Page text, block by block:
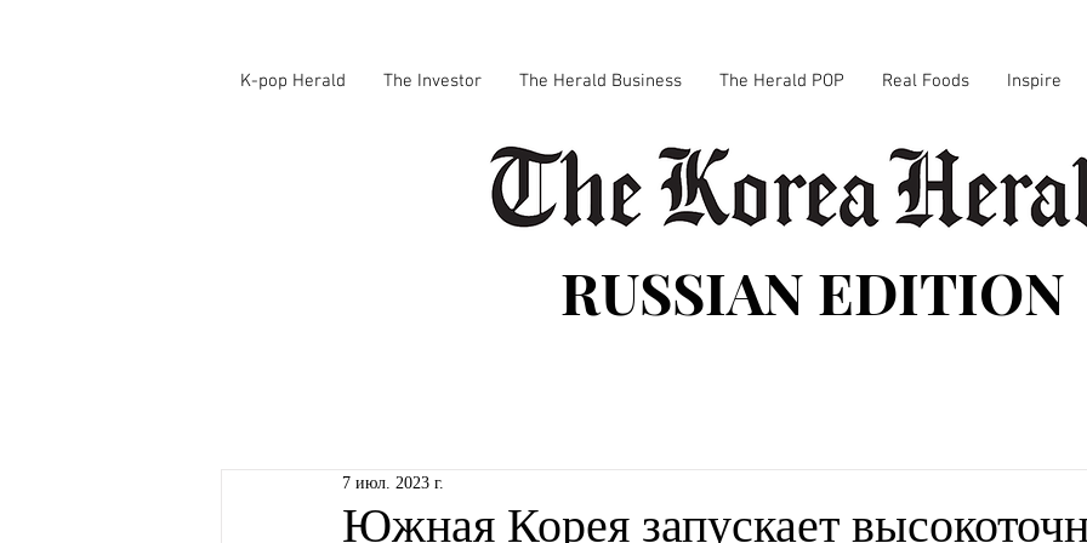
K-pop Herald The Investor The Herald Business The Herald POP Real Foods Inspire
RUSSIAN EDITION
Южная Корея запускает
7 июл. 2023 г.